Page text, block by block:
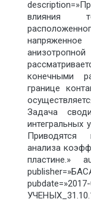
влияния
конечными
границе
Задача
интегральных
Приводятся
анализа
пластине.»